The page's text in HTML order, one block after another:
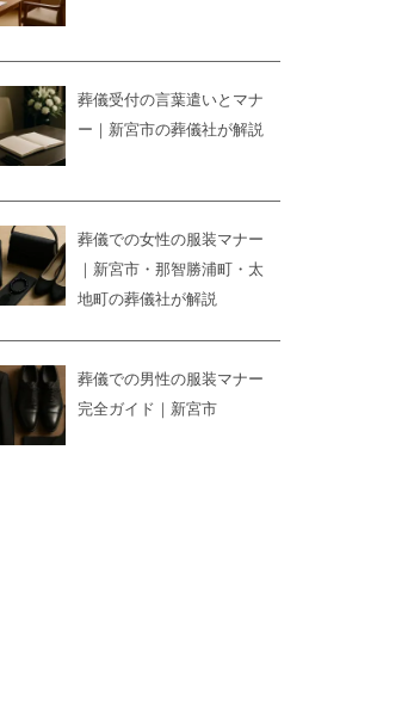
葬儀受付の言葉遣いとマナ
ー｜新宮市の葬儀社が解説
葬儀での女性の服装マナー
｜新宮市・那智勝浦町・太
地町の葬儀社が解説
葬儀での男性の服装マナー
完全ガイド｜新宮市